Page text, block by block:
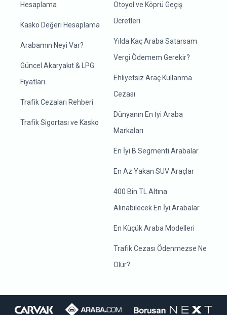
Hesaplama
Kasko Değeri Hesaplama
Arabamın Neyi Var?
Güncel Akaryakıt & LPG
Fiyatları
Trafik Cezaları Rehberi
Trafik Sigortası ve Kasko
Otoyol ve Köprü Geçiş
Ücretleri
Yılda Kaç Araba Satarsam
Vergi Ödemem Gerekir?
Ehliyetsiz Araç Kullanma
Cezası
Dünyanın En İyi Araba
Markaları
En İyi B Segmenti Arabalar
En Az Yakan SUV Araçlar
400 Bin TL Altına
Alınabilecek En İyi Arabalar
En Küçük Araba Modelleri
Trafik Cezası Ödenmezse Ne
Olur?